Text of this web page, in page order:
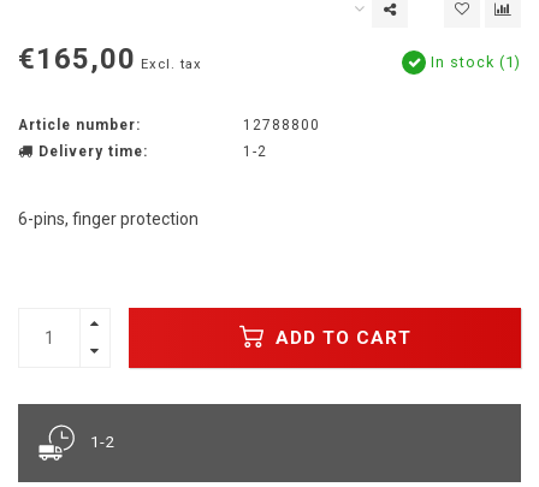
€165,00 Excl. tax In stock (1)
Article number:
12788800
Delivery time:
1-2
6-pins, finger protection
ADD TO CART
1-2